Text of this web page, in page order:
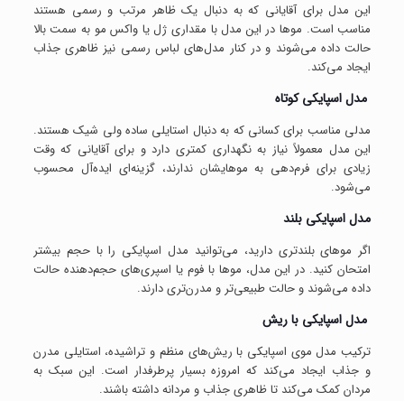
این مدل برای آقایانی که به دنبال یک ظاهر مرتب و رسمی هستند
مناسب است. موها در این مدل با مقداری ژل یا واکس مو به سمت بالا
حالت داده می‌شوند و در کنار مدل‌های لباس رسمی نیز ظاهری جذاب
ایجاد می‌کند.
مدل اسپایکی کوتاه
مدلی مناسب برای کسانی که به دنبال استایلی ساده ولی شیک هستند.
این مدل معمولاً نیاز به نگهداری کمتری دارد و برای آقایانی که وقت
زیادی برای فرم‌دهی به موهایشان ندارند، گزینه‌ای ایده‌آل محسوب
می‌شود.
مدل اسپایکی بلند
اگر موهای بلندتری دارید، می‌توانید مدل اسپایکی را با حجم بیشتر
امتحان کنید. در این مدل، موها با فوم یا اسپری‌های حجم‌دهنده حالت
داده می‌شوند و حالت طبیعی‌تر و مدرن‌تری دارند.
مدل اسپایکی با ریش
ترکیب مدل موی اسپایکی با ریش‌های منظم و تراشیده، استایلی مدرن
و جذاب ایجاد می‌کند که امروزه بسیار پرطرفدار است. این سبک به
مردان کمک می‌کند تا ظاهری جذاب و مردانه داشته باشند.